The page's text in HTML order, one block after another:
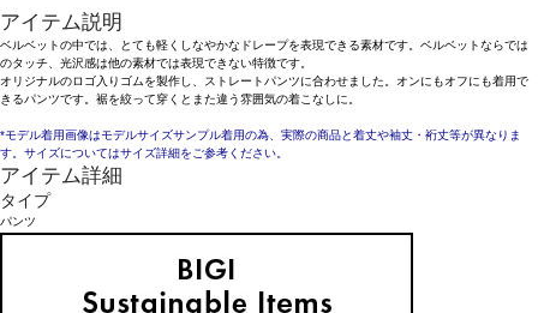
アイテム説明
ベルベットの中では、とても軽くしなやかなドレープを表現できる素材です。ベルベットならでは
のタッチ、光沢感は他の素材では表現できない特徴です。
オリジナルのロゴ入りゴムを製作し、ストレートパンツに合わせました。オンにもオフにも着用で
きるパンツです。裾を絞って穿くとまた違う雰囲気の着こなしに。
*モデル着用画像はモデルサイズサンプル着用の為、実際の商品と着丈や袖丈・裄丈等が異なりま
す。サイズについてはサイズ詳細をご参考ください。
アイテム詳細
タイプ
パンツ
素材
表地：レーヨン67%, ポリエステル33%